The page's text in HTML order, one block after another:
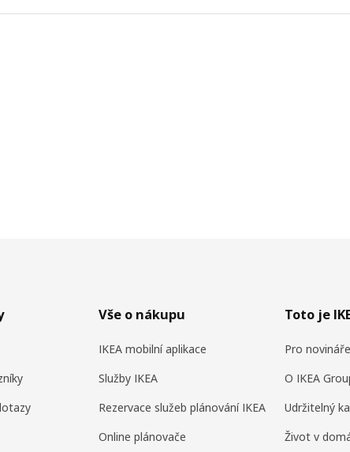
Vše o nákupu
IKEA mobilní aplikace
Služby IKEA
Rezervace služeb plánování IKEA
Online plánovače
Toto je
Pro novináře
O IKEA
Udržitelný
Život v